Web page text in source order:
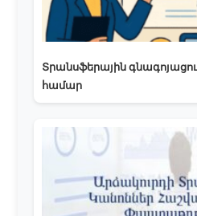
Տրանսֆերային
համար